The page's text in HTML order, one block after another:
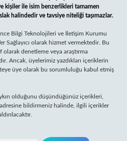
kişiler ile isim benzerlikleri tamamen
halindedir ve tavsiye niteliği taşımazlar.
Bilgi Teknolojileri ve İletişim Kurumu
Sağlayıcı olarak hizmet vermektedir. Bu
denetleme veya araştırma
Ancak, üyelerimiz yazdıkları içeriklerin
üye olarak bu sorumluluğu kabul etmiş
olduğunu düşündüğünüz içerikleri,
adresine bildirmeniz halinde, ilgili içerikler